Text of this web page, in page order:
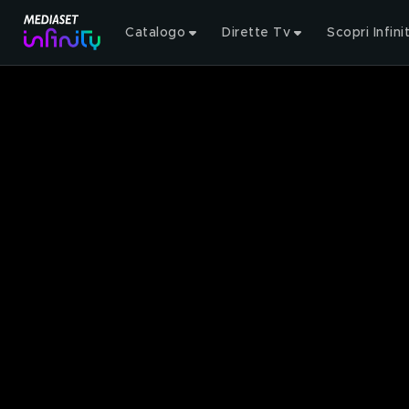
Catalogo Dirette Tv Scopri